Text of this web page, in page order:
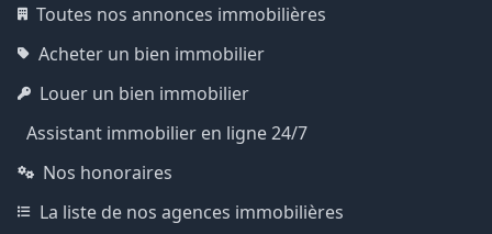
Toutes nos annonces immobilières
Acheter un bien immobilier
Louer un bien immobilier
Assistant immobilier en ligne 24/7
Nos honoraires
La liste de nos agences immobilières